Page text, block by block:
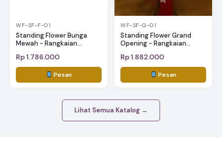
WF-SF-F-01
Standing Flower Bunga
Mewah - Rangkaian...
Rp 1.786.000
Pesan
WF-SF-G-01
Standing Flower Grand
Opening - Rangkaian...
Rp 1.882.000
Pesan
Lihat Semua Katalog →